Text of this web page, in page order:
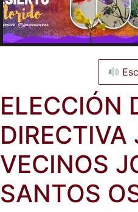
ELECCIÓN
DIRECTIVA
VECINOS
SANTOS